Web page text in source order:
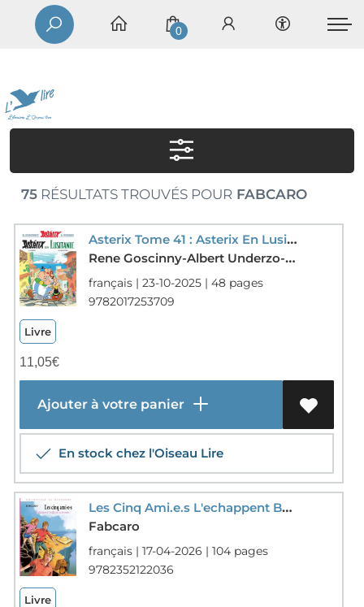
0
75RÉSULTATS TROUVÉS POURFABCARO
Asterix Tome 41 : Asterix En Lusitanie
Rene Goscinny-Albert Underzo-Fabcaro-Didier Conrad
français | 23-10-2025 | 48 pages
9782017253709
Livre
11,05€
Ajouter à votre panier
En stock chez l'Oiseau Lire
Les Cinq Ami.e.s L'echappent Belle In Extremis
Fabcaro
français | 17-04-2026 | 104 pages
9782352122036
Livre